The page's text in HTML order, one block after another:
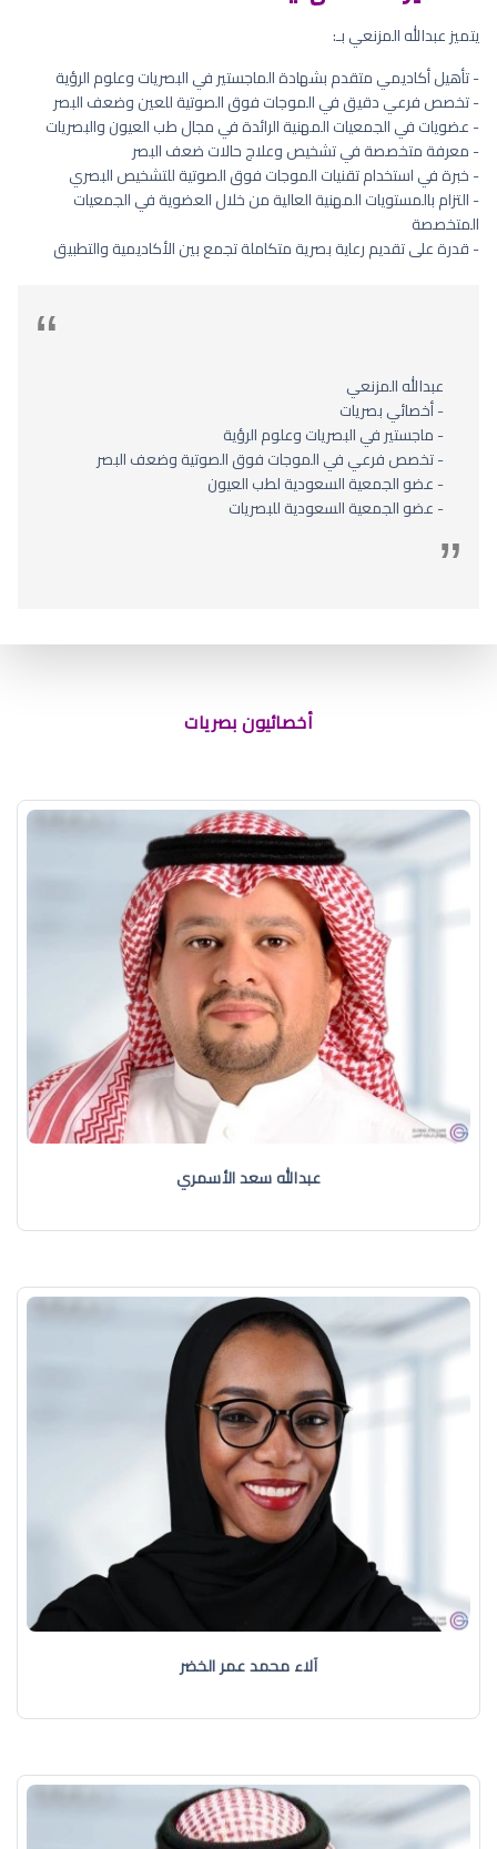
يتميز عبدالله المزنعي بـ:
- تأهيل أكاديمي متقدم بشهادة الماجستير في البصريات وعلوم الرؤية
- تخصص فرعي دقيق في الموجات فوق الصوتية للعين وضعف البصر
- عضويات في الجمعيات المهنية الرائدة في مجال طب العيون والبصريات
- معرفة متخصصة في تشخيص وعلاج حالات ضعف البصر
- خبرة في استخدام تقنيات الموجات فوق الصوتية للتشخيص البصري
- التزام بالمستويات المهنية العالية من خلال العضوية في الجمعيات
المتخصصة
- قدرة على تقديم رعاية بصرية متكاملة تجمع بين الأكاديمية والتطبيق
عبدالله المزنعي
- أخصائي بصريات
- ماجستير في البصريات وعلوم الرؤية
- تخصص فرعي في الموجات فوق الصوتية وضعف البصر
- عضو الجمعية السعودية لطب العيون
- عضو الجمعية السعودية للبصريات
أخصائيون بصريات
عبدالله سعد الأسمري
آلاء محمد عمر الخضر